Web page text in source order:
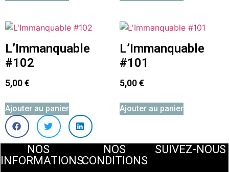
L’Immanquable
#102
5,00€
Ajouter au panier
L’Immanquable
#101
5,00€
Ajouter au panier
NOS
INFORMATIONS
NOS
CONDITIONS
SUIVEZ-NOUS